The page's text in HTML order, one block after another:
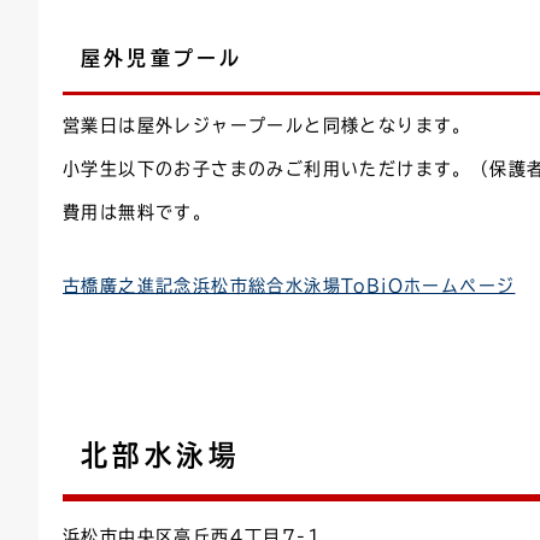
屋外児童プール
営業日は屋外レジャープールと同様となります。
小学生以下のお子さまのみご利用いただけます。（保護
費用は無料です。
古橋廣之進記念浜松市総合水泳場ToBiOホームページ
北部水泳場